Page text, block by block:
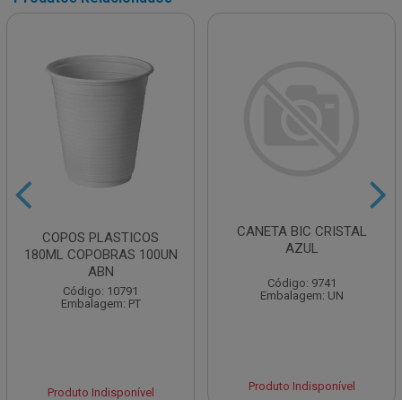
COPOS PLASTICOS
180ML COPOBRAS 100UN
ABN
Código: 10791
Embalagem: PT
Produto Indisponível
CANETA BIC CRISTAL
AZUL
Código: 9741
Embalagem: UN
Produto Indisponível